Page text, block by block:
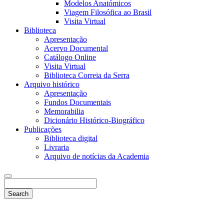
Modelos Anatómicos
Viagem Filosófica ao Brasil
Visita Virtual
Biblioteca
Apresentação
Acervo Documental
Catálogo Online
Visita Virtual
Biblioteca Correia da Serra
Arquivo histórico
Apresentação
Fundos Documentais
Memorabilia
Dicionário Histórico-Biográfico
Publicações
Biblioteca digital
Livraria
Arquivo de notícias da Academia